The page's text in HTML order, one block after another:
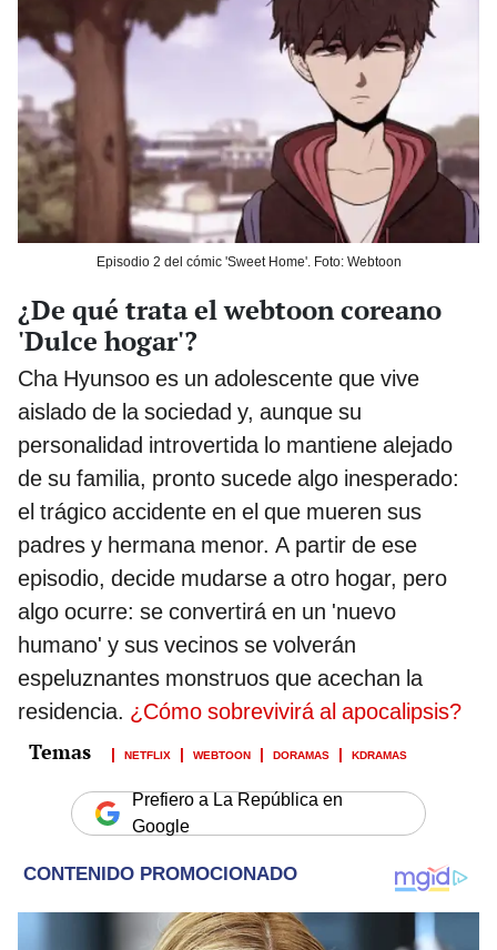
Episodio 2 del cómic 'Sweet Home'. Foto: Webtoon
¿De qué trata el webtoon coreano
'Dulce hogar'?
Cha Hyunsoo es un adolescente que vive
aislado de la sociedad y, aunque su
personalidad introvertida lo mantiene alejado
de su familia, pronto sucede algo inesperado:
el trágico accidente en el que mueren sus
padres y hermana menor. A partir de ese
episodio, decide mudarse a otro hogar, pero
algo ocurre: se convertirá en un 'nuevo
humano' y sus vecinos se volverán
espeluznantes monstruos que acechan la
residencia. ¿Cómo sobrevivirá al apocalipsis?
NETFLIX WEBTOON DORAMAS KDRAMAS
Prefiero a La República en
Google